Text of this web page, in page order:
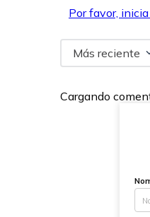
Por favor,
Más reciente
Cargando